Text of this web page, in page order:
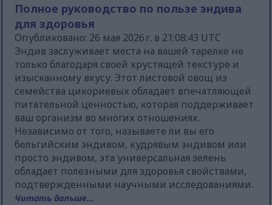
Полное руководство по пользе эндива
для здоровья
Опубликовано: 26 мая 2026 г. в 21:08:43 UTC
Эндив заслуживает места на вашей тарелке не
только благодаря своей хрустящей текстуре и
изысканному вкусу. Этот листовой овощ из
семейства цикориевых обладает впечатляющей
питательной ценностью, которая поддерживает
ваш организм во многих отношениях.
Независимо от того, называете ли вы его
бельгийским эндивом, кудрявым эндивом или
просто эндивом, эта универсальная зелень
обладает полезными для здоровья свойствами,
подтвержденными научными исследованиями.
Читать дальше...